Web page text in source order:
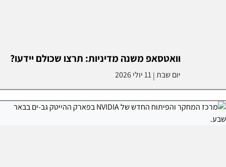
וואטסאפ משנה מדיניות: תרצו שכולם יידעו?
יום שבת|11 יולי 2026